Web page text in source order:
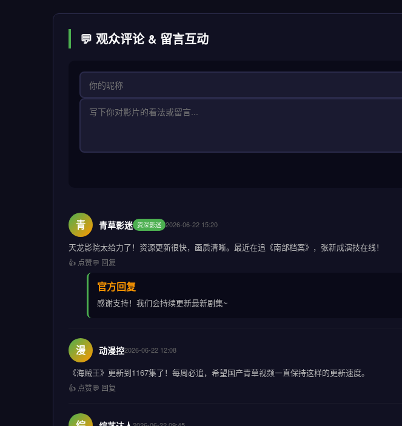
💬 观众评论 & 留言互动
青 青草影迷 资深影迷 2026-06-22 15:20
天龙影院太给力了！资源更新很快，画质清晰。最近在追《南部档案》，张新成演技在线！
👍 点赞💬 回复
官方回复
感谢支持！我们会持续更新最新剧集~
漫 动漫控2026-06-22 12:08
《海贼王》更新到1167集了！每周必追，希望国产青草视频一直保持这样的更新速度。
👍 点赞💬 回复